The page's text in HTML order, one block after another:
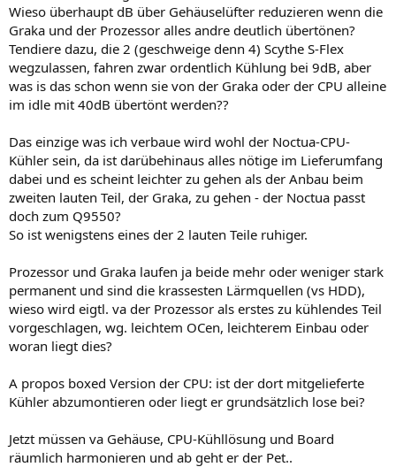
Wieso überhaupt dB über Gehäuselüfter reduzieren wenn die
Graka und der Prozessor alles andre deutlich übertönen?
Tendiere dazu, die 2 (geschweige denn 4) Scythe S-Flex
wegzulassen, fahren zwar ordentlich Kühlung bei 9dB, aber
was is das schon wenn sie von der Graka oder der CPU alleine
im idle mit 40dB übertönt werden??
Das einzige was ich verbaue wird wohl der Noctua-CPU-
Kühler sein, da ist darübehinaus alles nötige im Lieferumfang
dabei und es scheint leichter zu gehen als der Anbau beim
zweiten lauten Teil, der Graka, zu gehen - der Noctua passt
doch zum Q9550?
So ist wenigstens eines der 2 lauten Teile ruhiger.
Prozessor und Graka laufen ja beide mehr oder weniger stark
permanent und sind die krassesten Lärmquellen (vs HDD),
wieso wird eigtl. va der Prozessor als erstes zu kühlendes Teil
vorgeschlagen, wg. leichtem OCen, leichterem Einbau oder
woran liegt dies?
A propos boxed Version der CPU: ist der dort mitgelieferte
Kühler abzumontieren oder liegt er grundsätzlich lose bei?
Jetzt müssen va Gehäuse, CPU-Kühllösung und Board
räumlich harmonieren und ab geht er der Pet..